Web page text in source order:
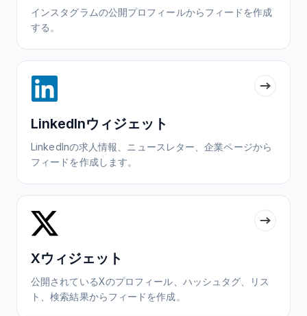
インスタグラムの公開プロフィールからフィードを作成
する。
LinkedInウィジェット
LinkedInの求人情報、ニュースレター、企業ページから
フィードを作成します。
Xウィジェット
公開されているXのプロフィール、ハッシュタグ、リス
ト、検索結果からフィードを作成。